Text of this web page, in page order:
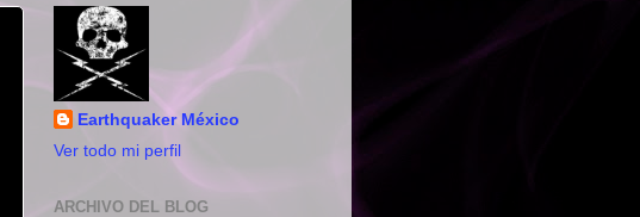
Earthquaker México
Ver todo mi perfil
ARCHIVO DEL BLOG